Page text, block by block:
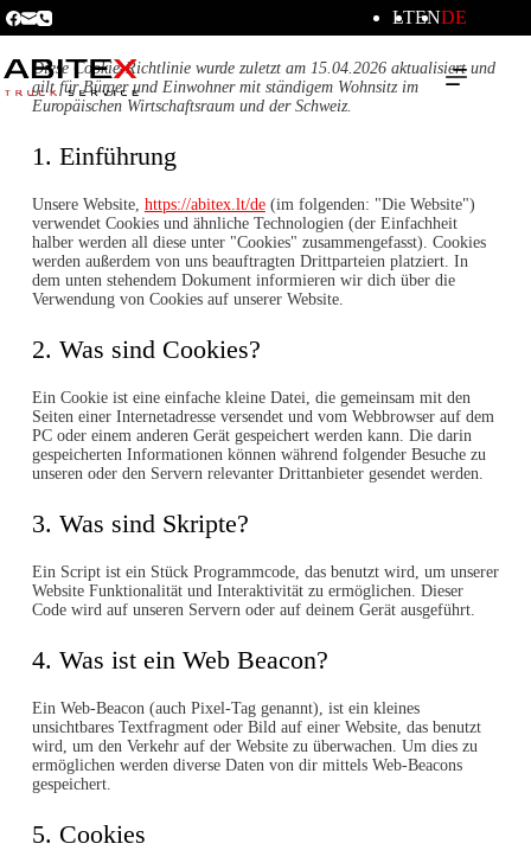
LTENDE
Diese Cookie-Richtlinie wurde zuletzt am 15.04.2026 aktualisiert und
gilt für Bürger und Einwohner mit ständigem Wohnsitz im
Europäischen Wirtschaftsraum und der Schweiz.
1. Einführung
Unsere Website, https://abitex.lt/de(im folgenden: "Die Website")
verwendet Cookies und ähnliche Technologien (der Einfachheit
halber werden all diese unter "Cookies" zusammengefasst). Cookies
werden außerdem von uns beauftragten Drittparteien platziert. In
dem unten stehendem Dokument informieren wir dich über die
Verwendung von Cookies auf unserer Website.
2. Was sind Cookies?
Ein Cookie ist eine einfache kleine Datei, die gemeinsam mit den
Seiten einer Internetadresse versendet und vom Webbrowser auf dem
PC oder einem anderen Gerät gespeichert werden kann. Die darin
gespeicherten Informationen können während folgender Besuche zu
unseren oder den Servern relevanter Drittanbieter gesendet werden.
3. Was sind Skripte?
Ein Script ist ein Stück Programmcode, das benutzt wird, um unserer
Website Funktionalität und Interaktivität zu ermöglichen. Dieser
Code wird auf unseren Servern oder auf deinem Gerät ausgeführt.
4. Was ist ein Web Beacon?
Ein Web-Beacon (auch Pixel-Tag genannt), ist ein kleines
unsichtbares Textfragment oder Bild auf einer Website, das benutzt
wird, um den Verkehr auf der Website zu überwachen. Um dies zu
ermöglichen werden diverse Daten von dir mittels Web-Beacons
gespeichert.
5. Cookies